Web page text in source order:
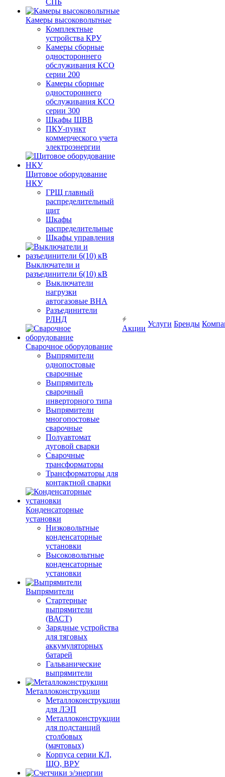
СПБ
Камеры высоковольтные
Комплектные
устройства КРУ
Камеры сборные
одностороннего
обслуживания КСО
серии 200
Камеры сборные
одностороннего
обслуживания КСО
серии 300
Шкафы ШВВ
ПКУ-пункт
коммерческого учета
электроэнергии
Щитовое оборудование
НКУ
ГРЩ главный
распределительный
щит
Шкафы
распределительные
Шкафы управления
Выключатели и
разъединители 6(10) кВ
Выключатели
нагрузки
автогазовые ВНА
Разъединители
РЛНД
Сварочное оборудование
Выпрямители
однопостовые
сварочные
Выпрямитель
сварочный
инверторного типа
Выпрямители
многопостовые
сварочные
Полуавтомат
дуговой сварки
Сварочные
трансформаторы
Трансформаторы для
контактной сварки
Конденсаторные
установки
Низковольтные
конденсаторные
установки
Высоковольтные
конденсаторные
установки
Выпрямители
Стартерные
выпрямители
(ВАСТ)
Зарядные устройства
для тяговых
аккумуляторных
батарей
Гальванические
выпрямители
Металлоконструкции
Металлоконструкции
для ЛЭП
Металлоконструкции
для подстанций
столбовых
(мачтовых)
Корпуса серии КЛ,
ЩО, ВРУ
Акции
Услуги Бренды